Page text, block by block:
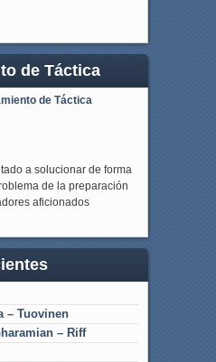
de Táctica
a solucionar de forma
de la preparación
aficionados
– Tuovinen
– Riff